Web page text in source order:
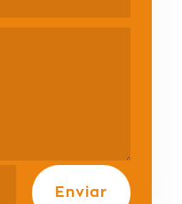
Enviar